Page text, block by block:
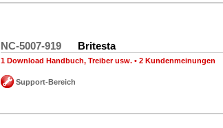
NC-5007-919 Britesta
1 Download Handbuch, Treiber usw. • 2 Kundenmeinungen
Support-Bereich